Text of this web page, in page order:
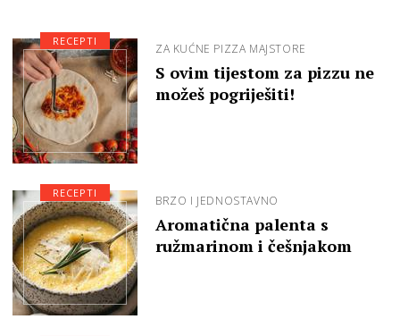
ZA KUĆNE PIZZA MAJSTORE
S ovim tijestom za pizzu ne
možeš pogriješiti!
RECEPTI
BRZO I JEDNOSTAVNO
Aromatična palenta s
ružmarinom i češnjakom
RECEPTI